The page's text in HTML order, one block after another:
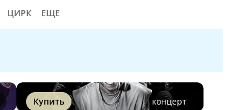
ЦИРК ЕЩЕ
Купить концерт